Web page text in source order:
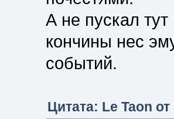
А не пускал
кончины нес
событий.
Цитата: Le Taon